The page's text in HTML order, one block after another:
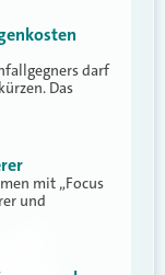
darf
Das
mit „Focus
und